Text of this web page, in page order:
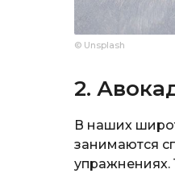
© Unsplash
2.
В наших
занимаются
упражнениях.